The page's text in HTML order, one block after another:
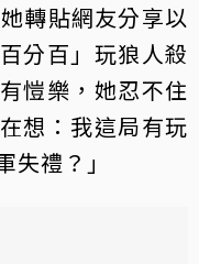
轉貼網友分享以
分百」玩狼人殺
愷樂，她忍不住
想：我這局有玩
禮？」